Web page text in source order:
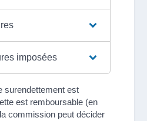
imposées
surendettement est
est remboursable (en
commission peut décider